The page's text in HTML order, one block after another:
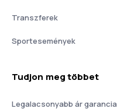
Transzferek
Sportesemények
Tudjon meg többet
Legalacsonyabb ár garancia